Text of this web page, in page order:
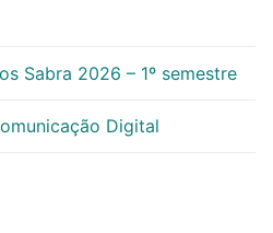
Sabra 2026 – 1º semestre
Digital